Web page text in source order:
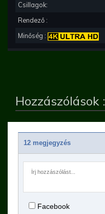
Csillagok:
Rendező :
Minőség :
Hozzászólások :
12 megjegyzés
Facebook